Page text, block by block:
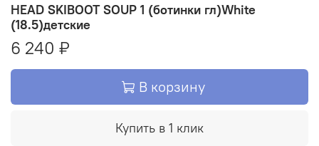
HEAD SKIBOOT SOUP 1 (ботинки гл)White
(18.5)детские
6 240 ₽
В корзину
Купить в 1 клик